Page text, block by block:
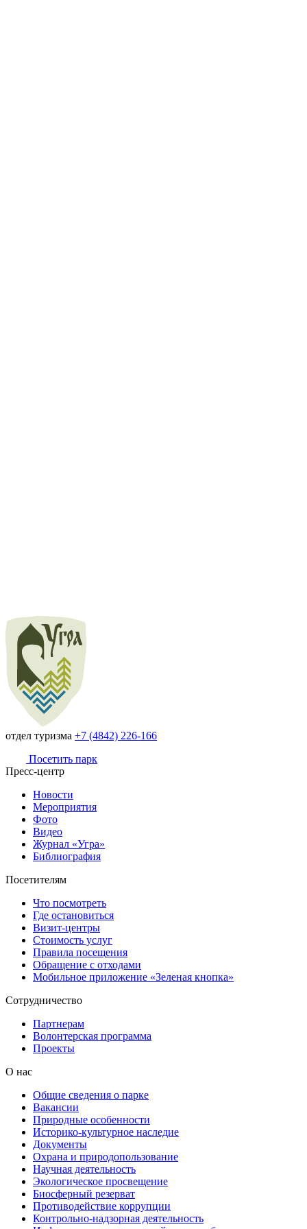
отдел туризма +7 (4842) 226-166
Посетить парк
Пресс-центр
Новости
Мероприятия
Фото
Видео
Журнал «Угра»
Библиография
Посетителям
Что посмотреть
Где остановиться
Визит-центры
Стоимость услуг
Правила посещения
Обращение с отходами
Мобильное приложение «Зеленая кнопка»
Сотрудничество
Партнерам
Волонтерская программа
Проекты
О нас
Общие сведения о парке
Вакансии
Природные особенности
Историко-культурное наследие
Документы
Охрана и природопользование
Научная деятельность
Экологическое просвещение
Биосферный резерват
Противодействие коррупции
Контрольно-надзорная деятельность